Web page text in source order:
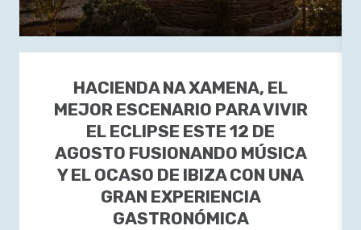
HACIENDA NA XAMENA, EL
MEJOR ESCENARIO PARA VIVIR
EL ECLIPSE ESTE 12 DE
AGOSTO FUSIONANDO MÚSICA
Y EL OCASO DE IBIZA CON UNA
GRAN EXPERIENCIA
GASTRONÓMICA